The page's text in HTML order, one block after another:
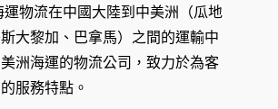
物流在中國大陸到中美洲（瓜地
大黎加、巴拿馬）之間的運輸中
洲海運的物流公司，致力於為客
服務特點。